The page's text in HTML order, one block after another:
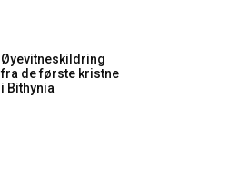
Øyevitneskildring
fra de første kristne
i Bithynia